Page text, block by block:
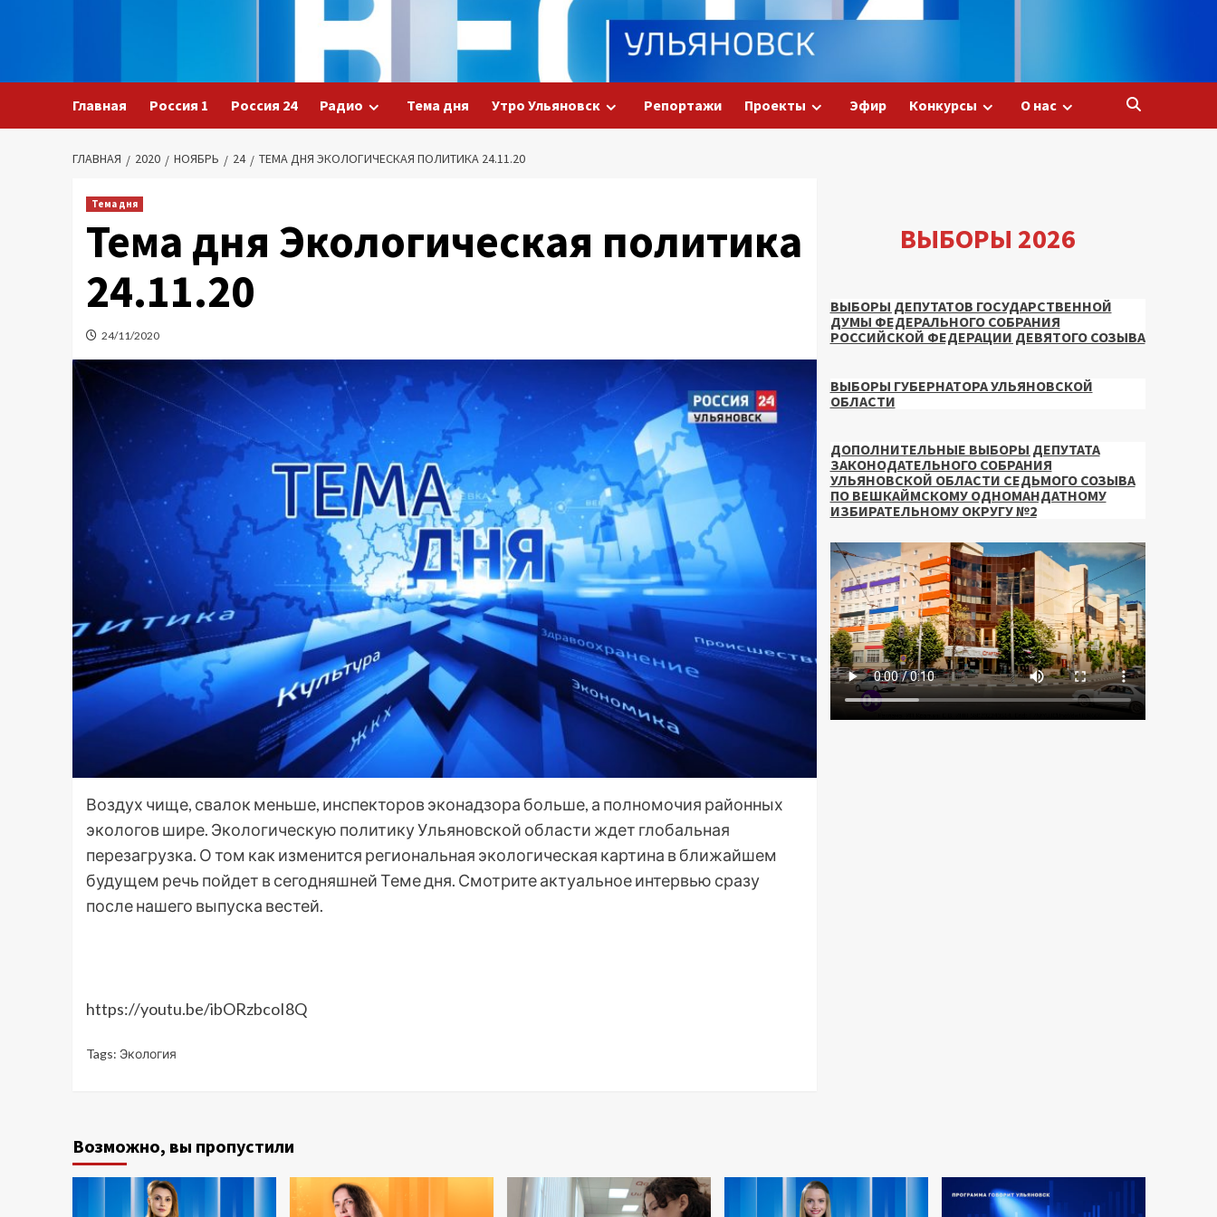
Главная Россия 1 Россия 24 Радио Тема дня Утро Ульяновск Репортажи Проекты Эфир Конкурсы О нас
ГЛАВНАЯ 2020 НОЯБРЬ 24 ТЕМА ДНЯ ЭКОЛОГИЧЕСКАЯ ПОЛИТИКА 24.11.20
Тема дня
Тема дня Экологическая политика
24.11.20
24/11/2020
Воздух чище, свалок меньше, инспекторов эконадзора больше, а полномочия районных
экологов шире. Экологическую политику Ульяновской области ждет глобальная
перезагрузка. О том как изменится региональная экологическая картина в ближайшем
будущем речь пойдет в сегодняшней Теме дня. Смотрите актуальное интервью сразу
после нашего выпуска вестей.
https://youtu.be/ibORzbcoI8Q
Tags: Экология
ВЫБОРЫ 2026
ВЫБОРЫ ДЕПУТАТОВ ГОСУДАРСТВЕННОЙ
ДУМЫ ФЕДЕРАЛЬНОГО СОБРАНИЯ
РОССИЙСКОЙ ФЕДЕРАЦИИ ДЕВЯТОГО СОЗЫВА
ВЫБОРЫ ГУБЕРНАТОРА УЛЬЯНОВСКОЙ
ОБЛАСТИ
ДОПОЛНИТЕЛЬНЫЕ ВЫБОРЫ ДЕПУТАТА
ЗАКОНОДАТЕЛЬНОГО СОБРАНИЯ
УЛЬЯНОВСКОЙ ОБЛАСТИ СЕДЬМОГО СОЗЫВА
ПО ВЕШКАЙМСКОМУ ОДНОМАНДАТНОМУ
ИЗБИРАТЕЛЬНОМУ ОКРУГУ №2
Возможно, вы пропустили